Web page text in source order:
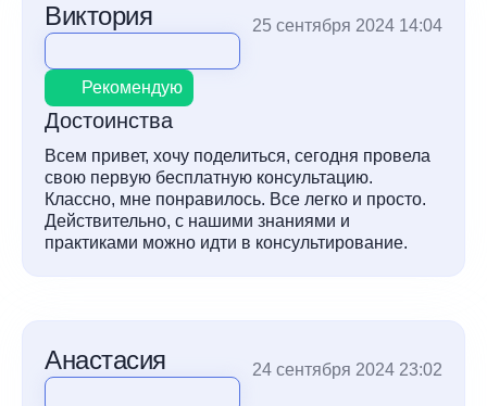
Виктория 25 сентября 2024 14:04
Рекомендую
Достоинства
Всем привет, хочу поделиться, сегодня провела
свою первую бесплатную консультацию.
Классно, мне понравилось. Все легко и просто.
Действительно, с нашими знаниями и
практиками можно идти в консультирование.
Анастасия 24 сентября 2024 23:02